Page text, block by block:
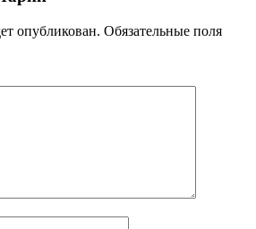
опубликован. Обязательные поля